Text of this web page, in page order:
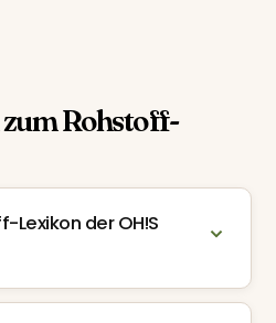
Rohstoff-
Lexikon der OH!S